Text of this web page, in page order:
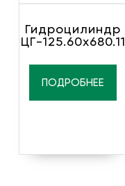
Гидроцилиндр
ЦГ-125.60х680.11
ПОДРОБНЕЕ